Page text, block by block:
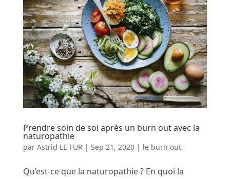
Prendre soin de soi après un burn out avec la
naturopathie
par Astrid LE FUR| Sep 21, 2020| le burn out
Qu’est-ce que la naturopathie ? En quoi la